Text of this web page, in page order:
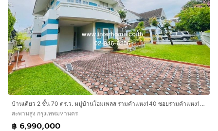
บ้านเดี่ยว 2 ชั้น 70 ตร.ว. หมู่บ้านโฮมเพลส รามคำแหง140 ซอยรามคำแหง140 ถนนรามคำแหง ถนนราษฎร์พัฒนา เขตสะพานสูง กรุงเทพมหานคร
สะพานสูง กรุงเทพมหานคร
฿ 6,990,000